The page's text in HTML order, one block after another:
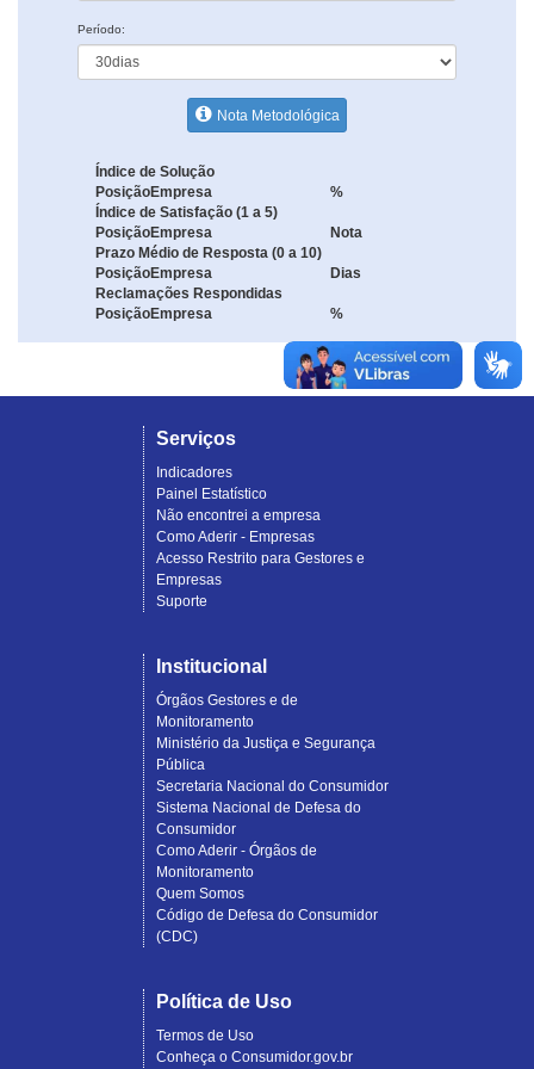
Período:
Nota Metodológica
Índice de Solução
PosiçãoEmpresa
%
Índice de Satisfação (1 a 5)
PosiçãoEmpresa
Nota
Prazo Médio de Resposta (0 a 10)
PosiçãoEmpresa
Dias
Reclamações Respondidas
PosiçãoEmpresa %
Serviços
Indicadores
Painel Estatístico
Não encontrei a empresa
Como Aderir - Empresas
Acesso Restrito para Gestores e
Empresas
Suporte
Institucional
Órgãos Gestores e de
Monitoramento
Ministério da Justiça e Segurança
Pública
Secretaria Nacional do Consumidor
Sistema Nacional de Defesa do
Consumidor
Como Aderir - Órgãos de
Monitoramento
Quem Somos
Código de Defesa do Consumidor
(CDC)
Política de Uso
Termos de Uso
Conheça o Consumidor.gov.br